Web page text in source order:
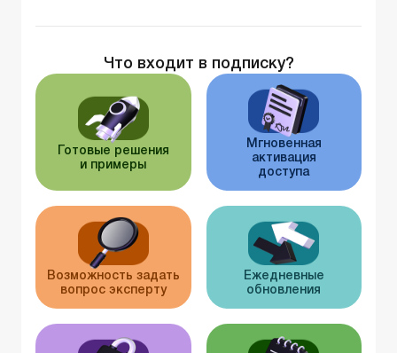
Что входит в подписку?
Готовые решения
и примеры
Мгновенная
активация
доступа
Возможность задать
вопрос эксперту
Ежедневные
обновления